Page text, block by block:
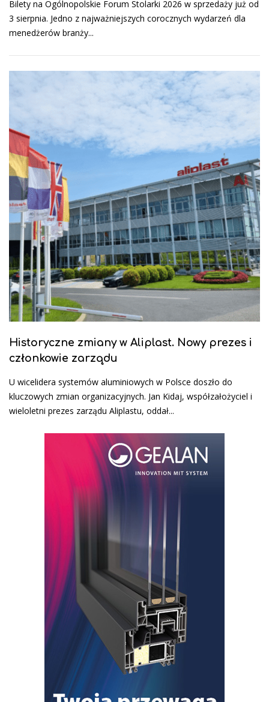
Bilety na Ogólnopolskie Forum Stolarki 2026 w sprzedaży już od
3 sierpnia. Jedno z najważniejszych corocznych wydarzeń dla
menedżerów branży...
Historyczne zmiany w Aliplast. Nowy prezes i
członkowie zarządu
U wicelidera systemów aluminiowych w Polsce doszło do
kluczowych zmian organizacyjnych. Jan Kidaj, współzałożyciel i
wieloletni prezes zarządu Aliplastu, oddał...